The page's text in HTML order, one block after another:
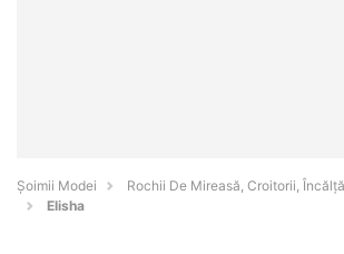
Șoimii Modei
Rochii De Mireasă, Croitorii,
Elisha